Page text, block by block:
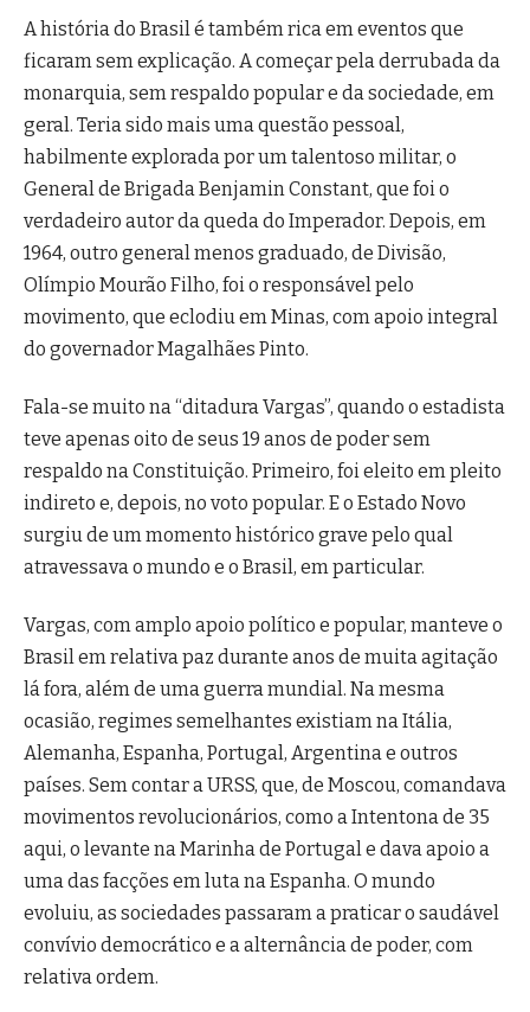
A história do Brasil é também rica em eventos que
ficaram sem explicação. A começar pela derrubada da
monarquia, sem respaldo popular e da sociedade, em
geral. Teria sido mais uma questão pessoal,
habilmente explorada por um talentoso militar, o
General de Brigada Benjamin Constant, que foi o
verdadeiro autor da queda do Imperador. Depois, em
1964, outro general menos graduado, de Divisão,
Olímpio Mourão Filho, foi o responsável pelo
movimento, que eclodiu em Minas, com apoio integral
do governador Magalhães Pinto.
Fala-se muito na “ditadura Vargas”, quando o estadista
teve apenas oito de seus 19 anos de poder sem
respaldo na Constituição. Primeiro, foi eleito em pleito
indireto e, depois, no voto popular. E o Estado Novo
surgiu de um momento histórico grave pelo qual
atravessava o mundo e o Brasil, em particular.
Vargas, com amplo apoio político e popular, manteve o
Brasil em relativa paz durante anos de muita agitação
lá fora, além de uma guerra mundial. Na mesma
ocasião, regimes semelhantes existiam na Itália,
Alemanha, Espanha, Portugal, Argentina e outros
países. Sem contar a URSS, que, de Moscou, comandava
movimentos revolucionários, como a Intentona de 35
aqui, o levante na Marinha de Portugal e dava apoio a
uma das facções em luta na Espanha. O mundo
evoluiu, as sociedades passaram a praticar o saudável
convívio democrático e a alternância de poder, com
relativa ordem.